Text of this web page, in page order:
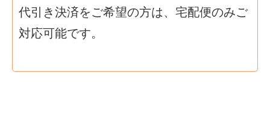
代引き決済をご希望の方は、宅配便のみご
対応可能です。